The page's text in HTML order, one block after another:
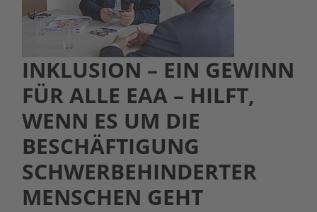
INKLUSION – EIN GEWINN
FÜR ALLE EAA – HILFT,
WENN ES UM DIE
BESCHÄFTIGUNG
SCHWERBEHINDERTER
MENSCHEN GEHT